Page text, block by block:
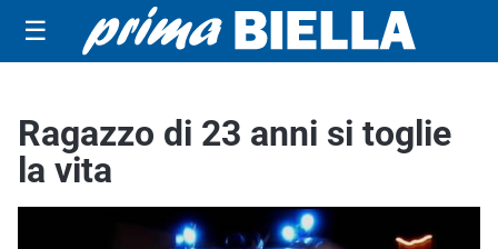
☰
Ragazzo di 23 anni si toglie
la vita